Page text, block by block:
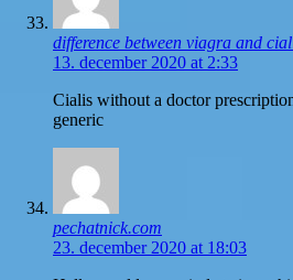
difference between viagra and
13. december 2020 at 2:33
Cialis without a doctor
generic
pechatnick.com
23. december 2020 at 18:03